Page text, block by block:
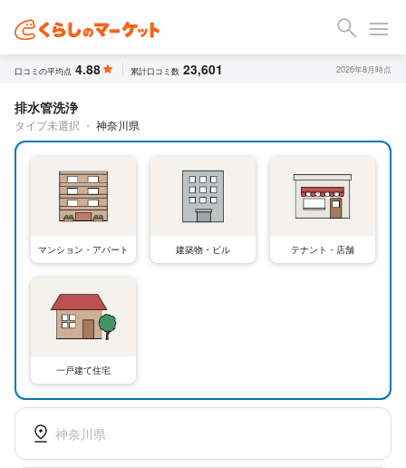
口コミの平均点 4.88 累計口コミ数 23,601 2026年8月時点
排水管洗浄
タイプ未選択 ・ 神奈川県
マンション・アパート 建築物・ビル テナント・店舗
一戸建て住宅
神奈川県